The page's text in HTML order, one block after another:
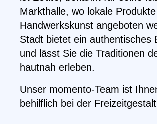
Markthalle, wo lokale Produkte
Handwerkskunst angeboten
Stadt bietet ein authentisches
und lässt Sie die Traditionen
hautnah erleben.
Unser momento-Team ist
behilflich bei der